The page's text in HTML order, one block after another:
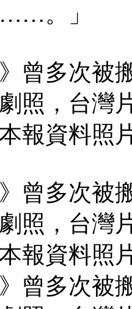
。」
》曾多次被
照，台灣
報資料照
》曾多次被
照，台灣
報資料照
》曾多次被